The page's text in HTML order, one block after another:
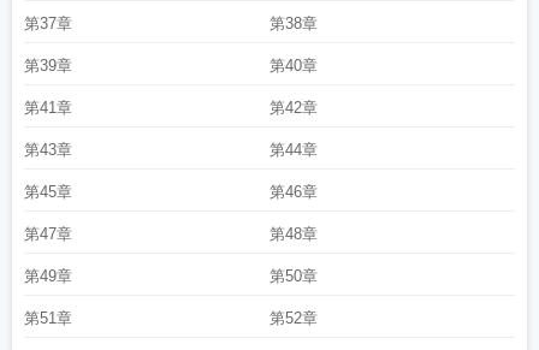
第37章 第38章
第39章 第40章
第41章 第42章
第43章 第44章
第45章 第46章
第47章 第48章
第49章 第50章
第51章 第52章